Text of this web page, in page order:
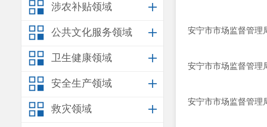
涉农补贴领域
公共文化服务领域
卫生健康领域
安全生产领域
救灾领域
安宁市市场监督管理
安宁市市场监督管理
安宁市市场监督管理